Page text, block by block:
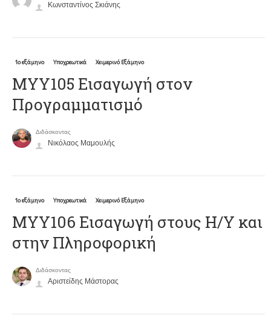
Κωνσταντίνος Σκιάνης
1ο εξάμηνο Υποχρεωτικά Χειμερινό Εξάμηνο
ΜΥΥ105 Εισαγωγή στον
Προγραμματισμό
Διδάσκοντας
Νικόλαος Μαμουλής
1ο εξάμηνο Υποχρεωτικά Χειμερινό Εξάμηνο
ΜΥΥ106 Εισαγωγή στους Η/Υ και
στην Πληροφορική
Διδάσκοντας
Αριστείδης Μάστορας